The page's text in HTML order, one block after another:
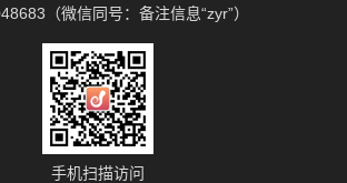
（微信同号：备注信息“zyr”）
手机扫描访问